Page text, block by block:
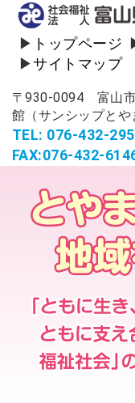
トップページ
サイトマップ
〒930-0094 富山
館（サンシップとや
TEL: 076-432-
FAX:076-432-